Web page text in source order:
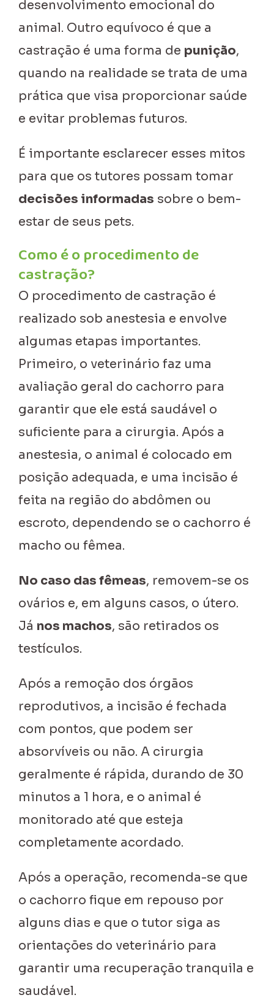
desenvolvimento emocional do
animal. Outro equívoco é que a
castração é uma forma de punição,
quando na realidade se trata de uma
prática que visa proporcionar saúde
e evitar problemas futuros.
É importante esclarecer esses mitos
para que os tutores possam tomar
decisões informadas sobre o bem-
estar de seus pets.
Como é o procedimento de
castração?
O procedimento de castração é
realizado sob anestesia e envolve
algumas etapas importantes.
Primeiro, o veterinário faz uma
avaliação geral do cachorro para
garantir que ele está saudável o
suficiente para a cirurgia. Após a
anestesia, o animal é colocado em
posição adequada, e uma incisão é
feita na região do abdômen ou
escroto, dependendo se o cachorro é
macho ou fêmea.
No caso das fêmeas, removem-se os
ovários e, em alguns casos, o útero.
Já nos machos, são retirados os
testículos.
Após a remoção dos órgãos
reprodutivos, a incisão é fechada
com pontos, que podem ser
absorvíveis ou não. A cirurgia
geralmente é rápida, durando de 30
minutos a 1 hora, e o animal é
monitorado até que esteja
completamente acordado.
Após a operação, recomenda-se que
o cachorro fique em repouso por
alguns dias e que o tutor siga as
orientações do veterinário para
garantir uma recuperação tranquila e
saudável.